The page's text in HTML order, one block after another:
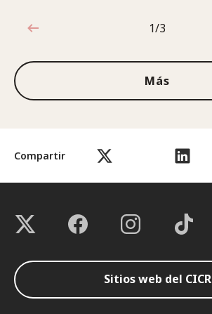
Compartir
1de3
1/3
Más
Sitios web del CICR